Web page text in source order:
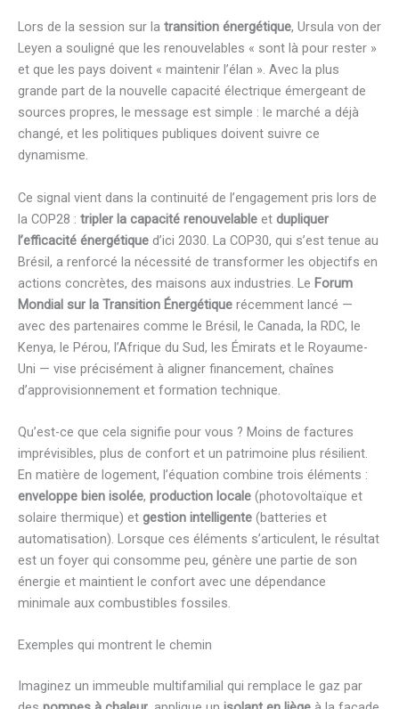
Lors de la session sur la transition énergétique, Ursula von der
Leyen a souligné que les renouvelables « sont là pour rester »
et que les pays doivent « maintenir l’élan ». Avec la plus
grande part de la nouvelle capacité électrique émergeant de
sources propres, le message est simple : le marché a déjà
changé, et les politiques publiques doivent suivre ce
dynamisme.
Ce signal vient dans la continuité de l’engagement pris lors de
la COP28 : tripler la capacité renouvelable et dupliquer
l’efficacité énergétique d’ici 2030. La COP30, qui s’est tenue au
Brésil, a renforcé la nécessité de transformer les objectifs en
actions concrètes, des maisons aux industries. Le Forum
Mondial sur la Transition Énergétique récemment lancé —
avec des partenaires comme le Brésil, le Canada, la RDC, le
Kenya, le Pérou, l’Afrique du Sud, les Émirats et le Royaume-
Uni — vise précisément à aligner financement, chaînes
d’approvisionnement et formation technique.
Qu’est-ce que cela signifie pour vous ? Moins de factures
imprévisibles, plus de confort et un patrimoine plus résilient.
En matière de logement, l’équation combine trois éléments :
enveloppe bien isolée, production locale (photovoltaïque et
solaire thermique) et gestion intelligente (batteries et
automatisation). Lorsque ces éléments s’articulent, le résultat
est un foyer qui consomme peu, génère une partie de son
énergie et maintient le confort avec une dépendance
minimale aux combustibles fossiles.
Exemples qui montrent le chemin
Imaginez un immeuble multifamilial qui remplace le gaz par